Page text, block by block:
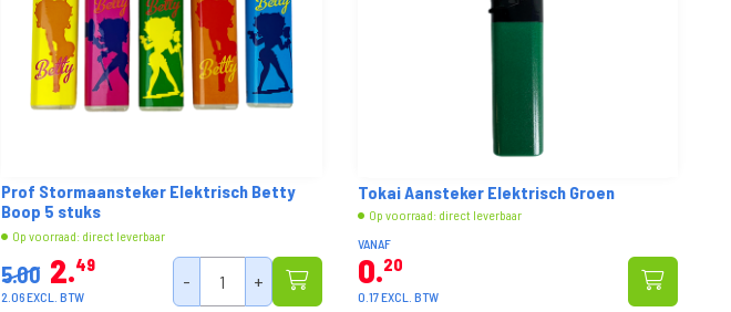
Prof Stormaansteker Elektrisch Betty
Boop 5 stuks
Op voorraad: direct leverbaar
5.00 2 49
2.06 EXCL. BTW
- +
Tokai Aansteker Elektrisch Groen
Op voorraad: direct leverbaar
VANAF
0 20
0.17 EXCL. BTW